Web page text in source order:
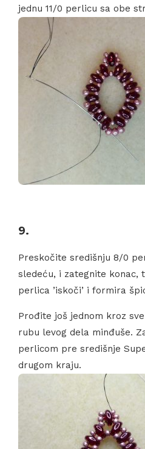
jednu 11/0 perlicu sa obe
9.
Preskočite središnju 8/0
sledeću, i zategnite konac,
perlica ’iskoči’ i formira
Prođite još jednom kroz
rubu levog dela minđuše.
perlicom pre središnje
drugom kraju.